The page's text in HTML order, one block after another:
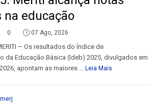
na educação
0 07 Ago, 2026
– Os resultados do Índice de
da Educação Básica (Ideb) 2025, divulgados em
apontam as maiores ... Leia Mais